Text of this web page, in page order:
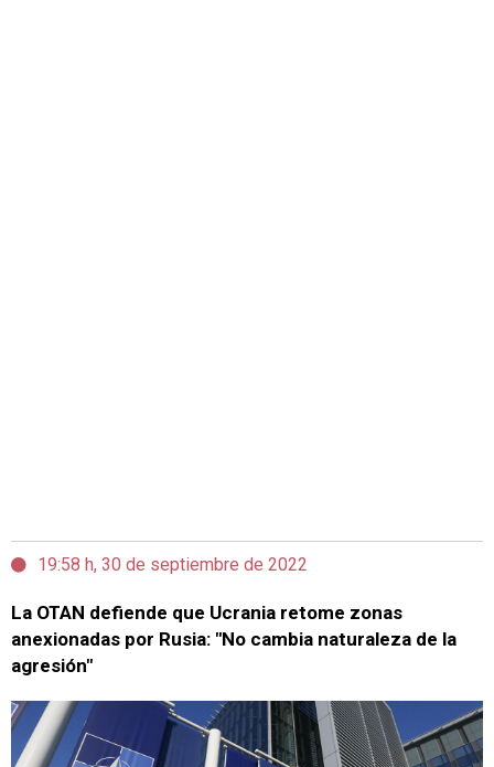
19:58 h, 30 de septiembre de 2022
La OTAN defiende que Ucrania retome zonas
anexionadas por Rusia: "No cambia naturaleza de la
agresión"